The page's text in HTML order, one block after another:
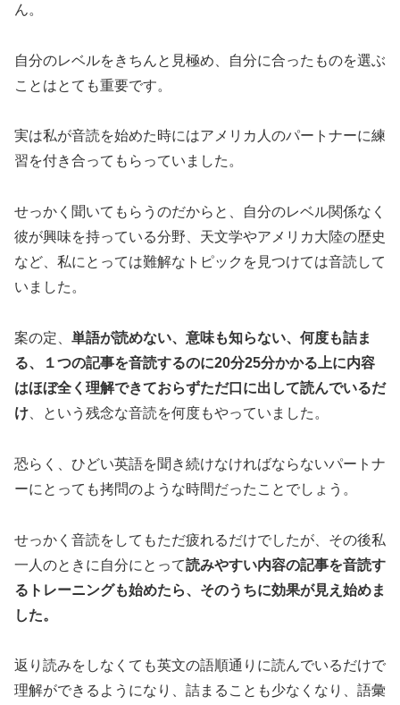
ん。
自分のレベルをきちんと見極め、自分に合ったものを選ぶ
ことはとても重要です。
実は私が音読を始めた時にはアメリカ人のパートナーに練
習を付き合ってもらっていました。
せっかく聞いてもらうのだからと、自分のレベル関係なく
彼が興味を持っている分野、天文学やアメリカ大陸の歴史
など、私にとっては難解なトピックを見つけては音読して
いました。
案の定、 単語が読めない、意味も知らない、何度も詰ま
る、１つの記事を音読するのに20分25分かかる上に内容
はほぼ全く理解できておらずただ口に出して読んでいるだ
け 、という残念な音読を何度もやっていました。
恐らく、ひどい英語を聞き続けなければならないパートナ
ーにとっても拷問のような時間だったことでしょう。
せっかく音読をしてもただ疲れるだけでしたが、その後私
一人のときに自分にとって読みやすい内容の記事を音読す
るトレーニングも始めたら、そのうちに効果が見え始めま
した。
返り読みをしなくても英文の語順通りに読んでいるだけで
理解ができるようになり、詰まることも少なくなり、語彙